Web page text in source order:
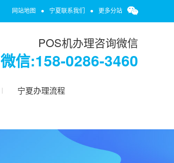
网站地图 ● 宁夏联系我们 ● 更多分站
POS机办理咨询微信
微信:158-0286-3460
宁夏办理流程